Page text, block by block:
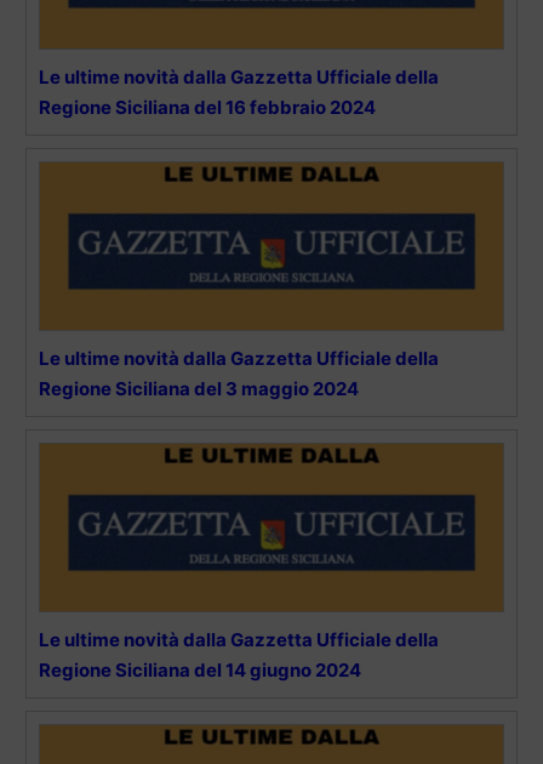
Le ultime novità dalla Gazzetta Ufficiale della
Regione Siciliana del 16 febbraio 2024
Le ultime novità dalla Gazzetta Ufficiale della
Regione Siciliana del 3 maggio 2024
Le ultime novità dalla Gazzetta Ufficiale della
Regione Siciliana del 14 giugno 2024